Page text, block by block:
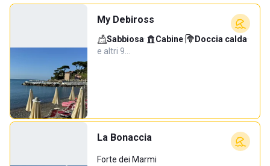
My Debiross
Sabbiosa· Cabine· Doccia calda·
e altri 9…
La Bonaccia
Forte dei Marmi